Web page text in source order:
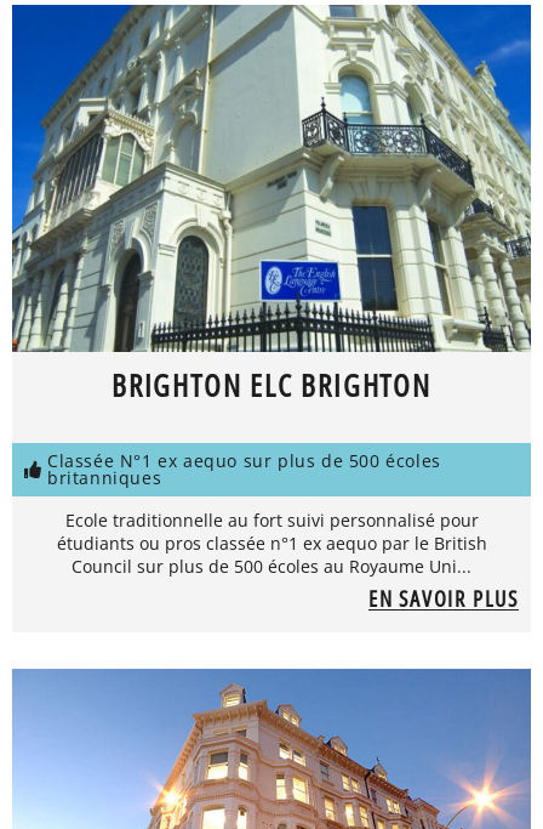
BRIGHTON ELC BRIGHTON
Classée N°1 ex aequo sur plus de 500 écoles
britanniques
Ecole traditionnelle au fort suivi personnalisé pour
étudiants ou pros classée n°1 ex aequo par le British
Council sur plus de 500 écoles au Royaume Uni...
EN SAVOIR PLUS